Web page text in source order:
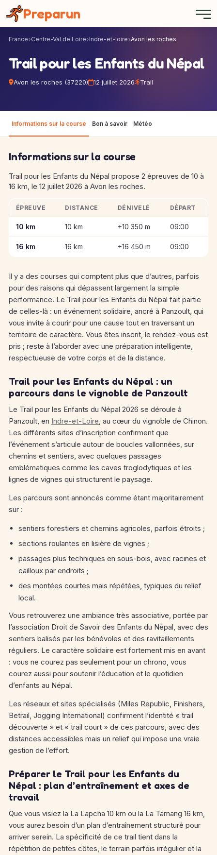
Preparun
France Centre-Val de Loire Indre-et-loire Avon les roches
Trail pour les Enfants du Népal
Avon les roches (37220) 12 juillet 2026 Trail
Informations sur la course Bon à savoir Météo
Informations sur la course
Trail pour les Enfants du Népal propose 2 épreuves de 10 à
16 km, le 12 juillet 2026 à Avon les roches.
Informations clés des épreuves de Trail pour les Enfants du
ÉPREUVE DISTANCE DÉNIVELÉ DÉPART
10 km 10 km +10 350 m 09:00
16 km 16 km +16 450 m 09:00
Il y a des courses qui comptent plus que d’autres, parfois
pour des raisons qui dépassent largement la simple
performance. Le Trail pour les Enfants du Népal fait partie
de celles-là : un événement solidaire, ancré à Panzoult, qui
vous invite à courir pour une cause tout en traversant un
territoire de caractère. Vous êtes inscrit, le rendez-vous est
pris ; reste à l’aborder avec une préparation intelligente,
respectueuse de votre corps et de la distance.
Trail pour les Enfants du Népal : un
parcours dans le vignoble de Panzoult
Le Trail pour les Enfants du Népal 2026 se déroule à
Panzoult, en Indre-et-Loire, au cœur du vignoble de Chinon.
Les différents sites d’inscription confirment que
l’événement s’articule autour de boucles vallonnées, sur
chemins et sentiers, avec quelques passages
emblématiques comme les caves troglodytiques et les
lignes de vignes qui structurent le paysage.
Les parcours sont annoncés comme étant majoritairement
sur :
sentiers forestiers et chemins agricoles, parfois étroits ;
sections roulantes en lisière de vignes ;
passages plus techniques en sous-bois, avec racines et
cailloux par endroits ;
des montées courtes mais répétées, typiques du relief
local.
Vous retrouverez une ambiance très associative, portée par
l’association Droit de Savoir des Enfants du Népal, avec des
sentiers balisés par les bénévoles et des ravitaillements
réguliers. Le caractère solidaire est fortement mis en avant
: vous ne courez pas seulement pour un chrono, vous
courez aussi pour soutenir l’éducation et le quotidien
d’enfants au Népal.
Les réseaux et sites spécialisés (Miles Republic, Finishers,
Betrail, Jogging International) confirment l’identité « trail
découverte » et « trail court » de ces parcours, avec des
distances accessibles mais un relief qui impose une vraie
gestion de l’effort.
Préparer le Trail pour les Enfants du
Népal : plan d’entraînement et axes de
travail
Que vous visiez la La Lapcha 10 km ou la La Tamang 16 km,
vous aurez besoin d’un plan d’entraînement structuré pour
arriver serein. La spécificité de ce trail tient dans la
répétition de petites côtes, le terrain parfois irrégulier et la
Panneau de gestion des cookies